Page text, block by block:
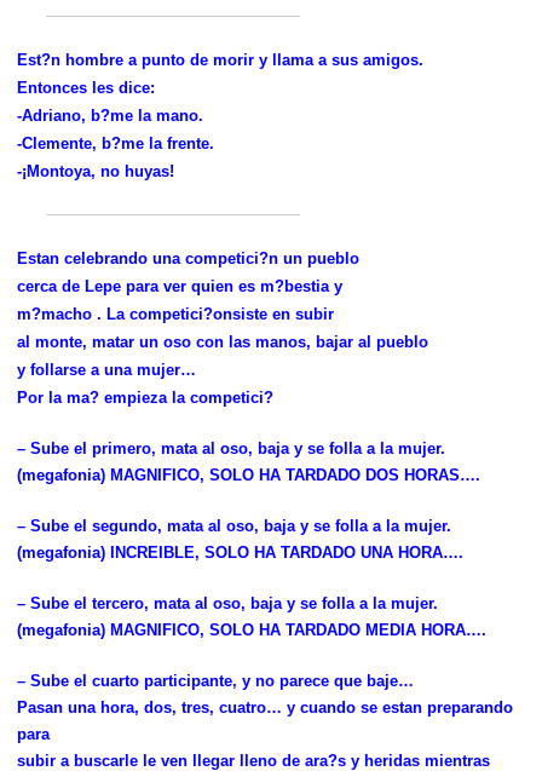
Est?n hombre a punto de morir y llama a sus amigos.
Entonces les dice:
-Adriano, b?me la mano.
-Clemente, b?me la frente.
-¡Montoya, no huyas!
Estan celebrando una competici?n un pueblo
cerca de Lepe para ver quien es m?bestia y
m?macho . La competici?onsiste en subir
al monte, matar un oso con las manos, bajar al pueblo
y follarse a una mujer…
Por la ma? empieza la competici?
– Sube el primero, mata al oso, baja y se folla a la mujer.
(megafonia) MAGNIFICO, SOLO HA TARDADO DOS HORAS….
– Sube el segundo, mata al oso, baja y se folla a la mujer.
(megafonia) INCREIBLE, SOLO HA TARDADO UNA HORA….
– Sube el tercero, mata al oso, baja y se folla a la mujer.
(megafonia) MAGNIFICO, SOLO HA TARDADO MEDIA HORA….
– Sube el cuarto participante, y no parece que baje…
Pasan una hora, dos, tres, cuatro… y cuando se estan preparando
para
subir a buscarle le ven llegar lleno de ara?s y heridas mientras